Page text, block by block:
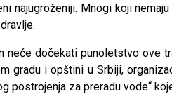
najugroženiji. Mnogi koji
neće dočekati punoletstvo
gradu i opštini u Srbiji,
postrojenja za preradu vode“